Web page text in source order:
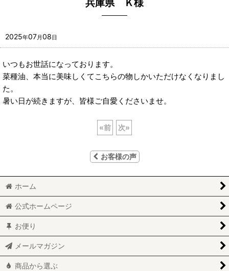
兵庫県 Ｋ様
2025年07月08日
いつもお世話になっております。
菜種油、本当に美味しくてこちらの物しかいただけなくなりまし
た。
暑い日が続きますが、皆様ご自愛くださいませ。
«前 次»
お客様の声
ホーム
公式ホームページ
お便り
メールマガジン
商品から選ぶ